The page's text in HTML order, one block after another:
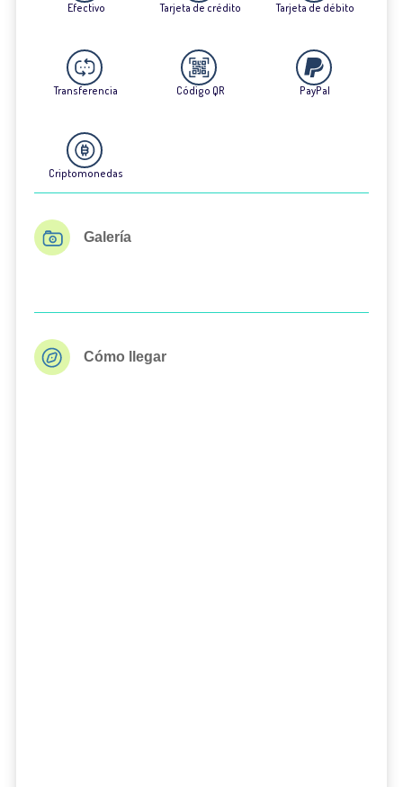
Efectivo Tarjeta de crédito Tarjeta de débito
Transferencia Código QR PayPal
Criptomonedas
Galería
Cómo llegar